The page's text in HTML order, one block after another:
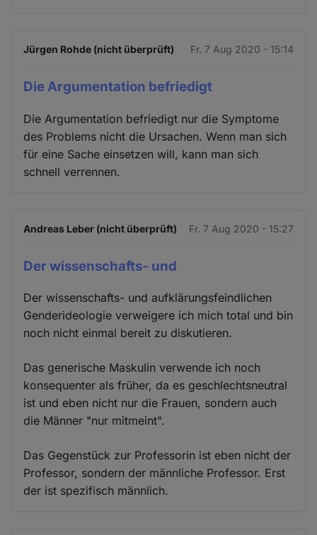
Jürgen Rohde (nicht überprüft) Fr. 7 Aug 2020 - 15:14
Die Argumentation befriedigt
Die Argumentation befriedigt nur die Symptome
des Problems nicht die Ursachen. Wenn man sich
für eine Sache einsetzen will, kann man sich
schnell verrennen.
Andreas Leber (nicht überprüft) Fr. 7 Aug 2020 - 15:27
Der wissenschafts- und
Der wissenschafts- und aufklärungsfeindlichen
Genderideologie verweigere ich mich total und bin
noch nicht einmal bereit zu diskutieren.
Das generische Maskulin verwende ich noch
konsequenter als früher, da es geschlechtsneutral
ist und eben nicht nur die Frauen, sondern auch
die Männer "nur mitmeint".
Das Gegenstück zur Professorin ist eben nicht der
Professor, sondern der männliche Professor. Erst
der ist spezifisch männlich.